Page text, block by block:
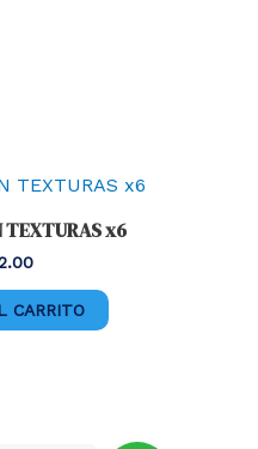
TEXTURAS x6
CARRITO